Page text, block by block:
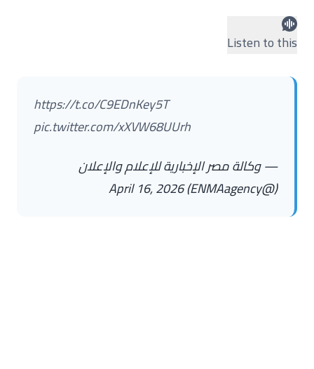
Listen to this
https://t.co/C9EDnKey5T
pic.twitter.com/xXVW68UUrh
— وكالة مصر الإخبارية للإعلام والإعلان
(@ENMAagency)
April 16, 2026